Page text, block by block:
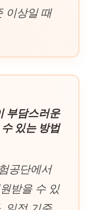
이상일 때
부담스러운
있는 방법
공단에서
받을 수 있